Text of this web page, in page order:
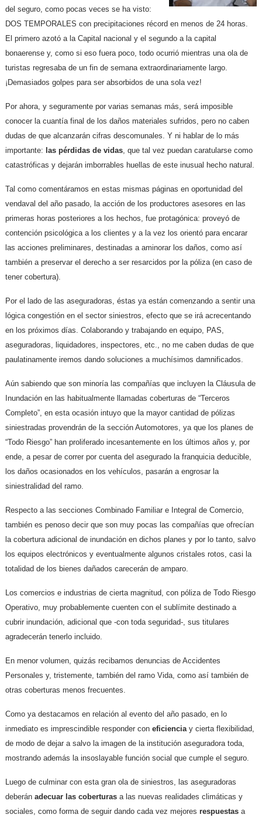
del seguro, como pocas veces se ha visto:
DOS TEMPORALES con precipitaciones récord en menos de 24 horas.
El primero azotó a la Capital nacional y el segundo a la capital
bonaerense y, como si eso fuera poco, todo ocurrió mientras una ola de
turistas regresaba de un fin de semana extraordinariamente largo.
¡Demasiados golpes para ser absorbidos de una sola vez!
Por ahora, y seguramente por varias semanas más, será imposible
conocer la cuantía final de los daños materiales sufridos, pero no caben
dudas de que alcanzarán cifras descomunales. Y ni hablar de lo más
importante: las pérdidas de vidas, que tal vez puedan caratularse como
catastróficas y dejarán imborrables huellas de este inusual hecho natural.
Tal como comentáramos en estas mismas páginas en oportunidad del
vendaval del año pasado, la acción de los productores asesores en las
primeras horas posteriores a los hechos, fue protagónica: proveyó de
contención psicológica a los clientes y a la vez los orientó para encarar
las acciones preliminares, destinadas a aminorar los daños, como así
también a preservar el derecho a ser resarcidos por la póliza (en caso de
tener cobertura).
Por el lado de las aseguradoras, éstas ya están comenzando a sentir una
lógica congestión en el sector siniestros, efecto que se irá acrecentando
en los próximos días. Colaborando y trabajando en equipo, PAS,
aseguradoras, liquidadores, inspectores, etc., no me caben dudas de que
paulatinamente iremos dando soluciones a muchísimos damnificados.
Aún sabiendo que son minoría las compañías que incluyen la Cláusula de
Inundación en las habitualmente llamadas coberturas de “Terceros
Completo”, en esta ocasión intuyo que la mayor cantidad de pólizas
siniestradas provendrán de la sección Automotores, ya que los planes de
“Todo Riesgo” han proliferado incesantemente en los últimos años y, por
ende, a pesar de correr por cuenta del asegurado la franquicia deducible,
los daños ocasionados en los vehículos, pasarán a engrosar la
siniestralidad del ramo.
Respecto a las secciones Combinado Familiar e Integral de Comercio,
también es penoso decir que son muy pocas las compañías que ofrecían
la cobertura adicional de inundación en dichos planes y por lo tanto, salvo
los equipos electrónicos y eventualmente algunos cristales rotos, casi la
totalidad de los bienes dañados carecerán de amparo.
Los comercios e industrias de cierta magnitud, con póliza de Todo Riesgo
Operativo, muy probablemente cuenten con el sublímite destinado a
cubrir inundación, adicional que -con toda seguridad-, sus titulares
agradecerán tenerlo incluido.
En menor volumen, quizás recibamos denuncias de Accidentes
Personales y, tristemente, también del ramo Vida, como así también de
otras coberturas menos frecuentes.
Como ya destacamos en relación al evento del año pasado, en lo
inmediato es imprescindible responder coneficienciay cierta flexibilidad,
de modo de dejar a salvo la imagen de la institución aseguradora toda,
mostrando además la insoslayable función social que cumple el seguro.
Luego de culminar con esta gran ola de siniestros, las aseguradoras
deberánadecuar las coberturas a las nuevas realidades climáticas y
sociales, como forma de seguir dando cada vez mejoresrespuestasa